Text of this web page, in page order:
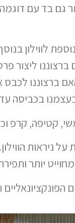
גם בד עם
לווילון
ליצור
לכבס
בכביסה עד 30 מעלות.
קטיפה, קרפ
ניראות
יותר